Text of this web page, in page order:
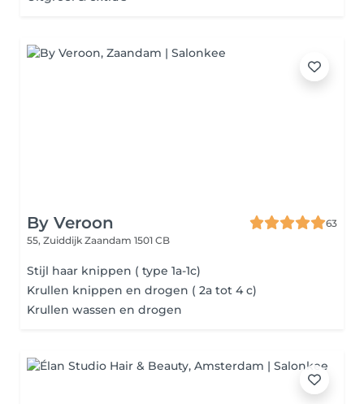
By Veroon
63
55, Zuiddijk Zaandam 1501 CB
Stijl haar knippen ( type 1a-1c)
Krullen knippen en drogen ( 2a tot 4 c)
Krullen wassen en drogen